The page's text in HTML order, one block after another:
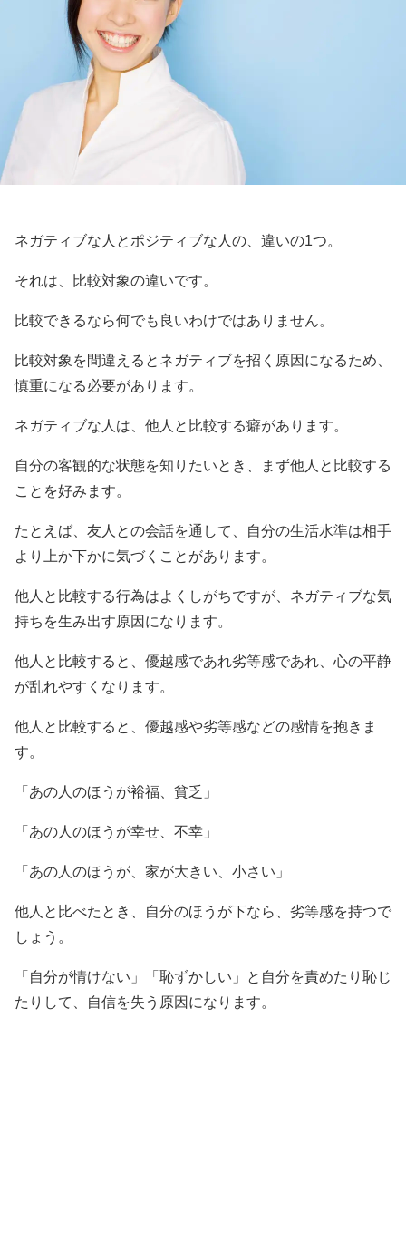
ネガティブな人とポジティブな人の、違いの1つ。
それは、比較対象の違いです。
比較できるなら何でも良いわけではありません。
比較対象を間違えるとネガティブを招く原因になるため、
慎重になる必要があります。
ネガティブな人は、他人と比較する癖があります。
自分の客観的な状態を知りたいとき、まず他人と比較する
ことを好みます。
たとえば、友人との会話を通して、自分の生活水準は相手
より上か下かに気づくことがあります。
他人と比較する行為はよくしがちですが、ネガティブな気
持ちを生み出す原因になります。
他人と比較すると、優越感であれ劣等感であれ、心の平静
が乱れやすくなります。
他人と比較すると、優越感や劣等感などの感情を抱きま
す。
「あの人のほうが裕福、貧乏」
「あの人のほうが幸せ、不幸」
「あの人のほうが、家が大きい、小さい」
他人と比べたとき、自分のほうが下なら、劣等感を持つで
しょう。
「自分が情けない」「恥ずかしい」と自分を責めたり恥じ
たりして、自信を失う原因になります。